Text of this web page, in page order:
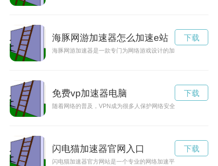
海豚网游加速器怎么加速e站
海豚网游加速器是一款专门为网络游戏设计的加速器软件，能
下载
免费vp加速器电脑
随着网络的普及，VPN成为很多人保护网络安全、访问受限内
下载
闪电猫加速器官网入口
闪电猫加速器官方网站是一个专业的网络加速平台，为用户提
下载